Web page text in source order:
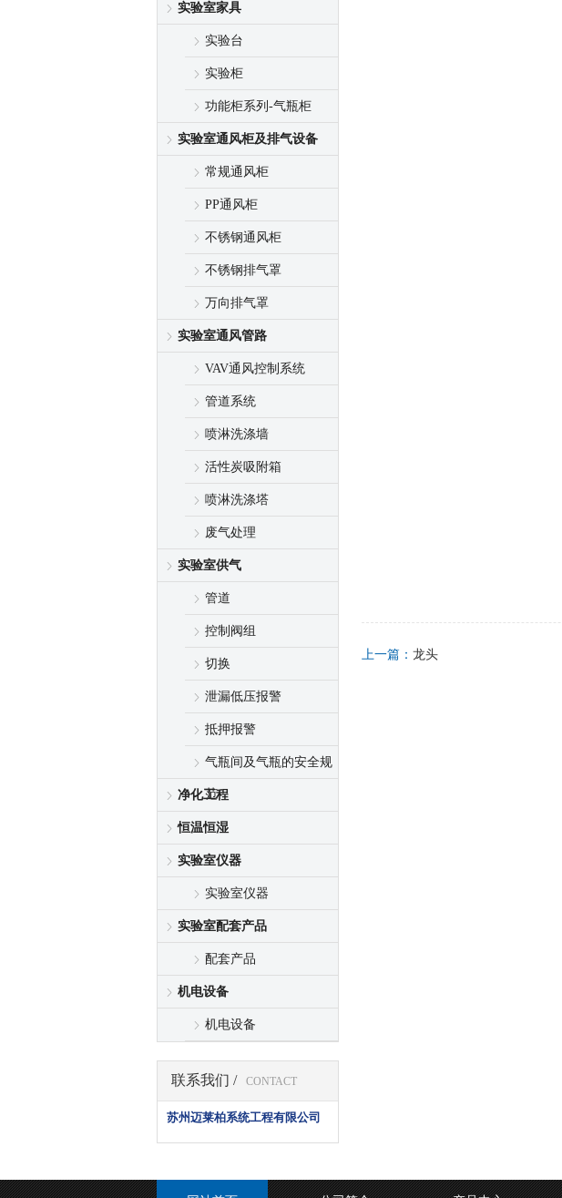
实验室家具
实验台
实验柜
功能柜系列-气瓶柜
实验室通风柜及排气设备
常规通风柜
PP通风柜
不锈钢通风柜
不锈钢排气罩
万向排气罩
实验室通风管路
VAV通风控制系统
管道系统
喷淋洗涤墙
活性炭吸附箱
喷淋洗涤塔
废气处理
实验室供气
管道
控制阀组
切换
泄漏低压报警
抵押报警
气瓶间及气瓶的安全规
范
净化工程
恒温恒湿
实验室仪器
实验室仪器
实验室配套产品
配套产品
机电设备
机电设备
联系我们 / CONTACT
苏州迈莱柏系统工程有限公司
上一篇： 龙头